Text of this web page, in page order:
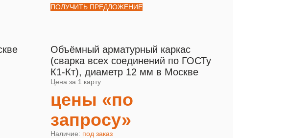
ПОЛУЧИТЬ ПРЕДЛОЖЕНИЕ
Объёмный арматурный каркас
(сварка всех соединений по ГОСТу
К1-Кт), диаметр 12 мм в Москве
Цена за 1 карту
цены «по
запросу»
Наличие: под заказ